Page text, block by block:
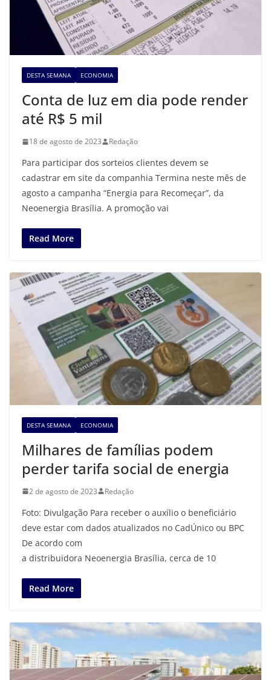
DESTA SEMANA ECONOMIA
Conta de luz em dia pode render
até R$ 5 mil
18 de agosto de 2023 Redação
Para participar dos sorteios clientes devem se
cadastrar em site da companhia Termina neste mês de
agosto a campanha “Energia para Recomeçar”, da
Neoenergia Brasília. A promoção vai
Read More
DESTA SEMANA ECONOMIA
Milhares de famílias podem
perder tarifa social de energia
2 de agosto de 2023 Redação
Foto: Divulgação Para receber o auxílio o beneficiário
deve estar com dados atualizados no CadÚnico ou BPC
De acordo com
a distribuidora Neoenergia Brasília, cerca de 10
Read More